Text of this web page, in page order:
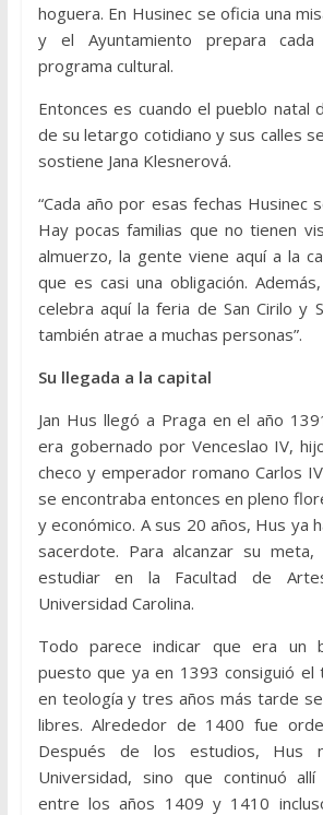
hoguera. En Husinec se oficia una
y el Ayuntamiento prepara
programa cultural.
Entonces es cuando el pueblo natal
de su letargo cotidiano y sus calles
sostiene Jana Klesnerová.
“Cada año por esas fechas Husinec
Hay pocas familias que no tienen
almuerzo, la gente viene aquí a la
que es casi una obligación.
celebra aquí la feria de San Cirilo y
también atrae a muchas personas”.
Su llegada a la capital
Jan Hus llegó a Praga en el año
era gobernado por Venceslao IV,
checo y emperador romano Carlos
se encontraba entonces en pleno
y económico. A sus 20 años, Hus ya
sacerdote. Para alcanzar su
estudiar en la Facultad de
Universidad Carolina.
Todo parece indicar que era un
puesto que ya en 1393 consiguió el
en teología y tres años más tarde
libres. Alrededor de 1400 fue
Después de los estudios, Hus
Universidad, sino que continuó
entre los años 1409 y 1410